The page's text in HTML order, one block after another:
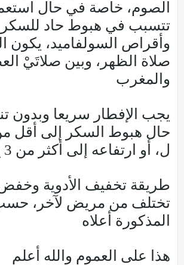
الصوم، خاصة في حال
تتسبب في هبوط حاد للسكر
وأقراص السولفاميد، يكون
صلاة الظهر، وبين صلاتَيْ
والمغرب
يجب الإفطار سريعا وبدون
ل، أو ارتفاعه إلى أكثر من 3 غ/ل
طريقة تخفيف الأدوية
تختلف من مريض لآخر،
المذكورة أعلاه
هذا على العموم والله أعلم